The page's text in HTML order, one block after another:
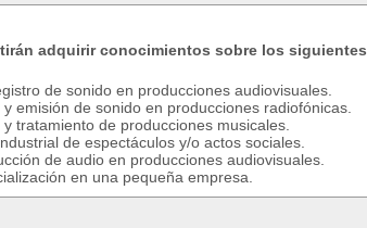
adquirir conocimientos sobre los siguientes
de sonido en producciones audiovisuales.
emisión de sonido en producciones radiofónicas.
tratamiento de producciones musicales.
de espectáculos y/o actos sociales.
de audio en producciones audiovisuales.
en una pequeña empresa.